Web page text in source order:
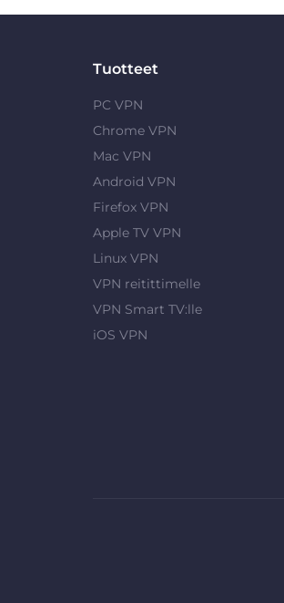
Tuotteet
PC VPN
Chrome VPN
Mac VPN
Android VPN
Firefox VPN
Apple TV VPN
Linux VPN
VPN reitittimelle
VPN Smart TV:lle
iOS VPN